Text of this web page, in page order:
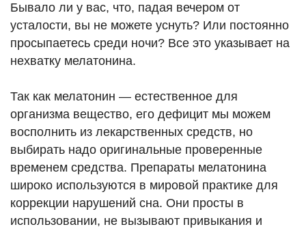
Бывало ли у вас, что, падая вечером от
усталости, вы не можете уснуть? Или постоянно
просыпаетесь среди ночи? Все это указывает на
нехватку мелатонина.
Так как мелатонин — естественное для
организма вещество, его дефицит мы можем
восполнить из лекарственных средств, но
выбирать надо оригинальные проверенные
временем средства. Препараты мелатонина
широко используются в мировой практике для
коррекции нарушений сна. Они просты в
использовании, не вызывают привыкания и